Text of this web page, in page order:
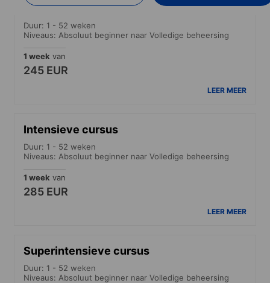
Standaard cursus
Duur: 1 - 52 weken
Niveaus: Absoluut beginner naar Volledige beheersing
1 week van
245 EUR
LEER MEER
Intensieve cursus
Duur: 1 - 52 weken
Niveaus: Absoluut beginner naar Volledige beheersing
1 week van
285 EUR
LEER MEER
Superintensieve cursus
Duur: 1 - 52 weken
Niveaus: Absoluut beginner naar Volledige beheersing